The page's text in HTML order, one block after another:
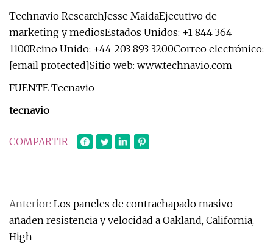
Technavio ResearchJesse MaidaEjecutivo de
marketing y mediosEstados Unidos: +1 844 364
1100Reino Unido: +44 203 893 3200Correo electrónico:
[email protected]Sitio web: www.technavio.com
FUENTE Tecnavio
tecnavio
COMPARTIR
Anterior: Los paneles de contrachapado masivo
añaden resistencia y velocidad a Oakland, California,
High